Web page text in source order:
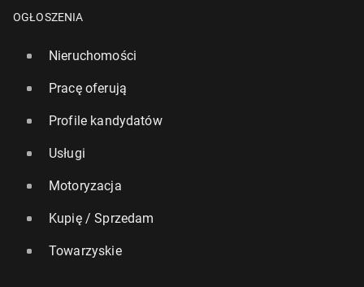
OGŁOSZENIA
Nieruchomości
Pracę oferują
Profile kandydatów
Usługi
Motoryzacja
Kupię / Sprzedam
Towarzyskie